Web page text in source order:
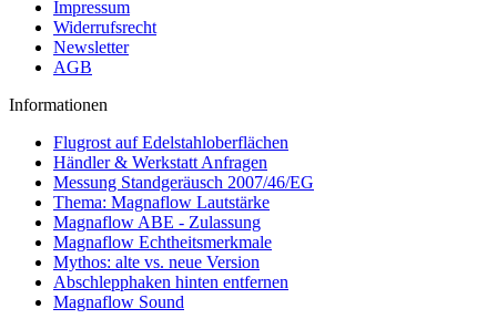
Impressum
Widerrufsrecht
Newsletter
AGB
Informationen
Flugrost auf Edelstahloberflächen
Händler & Werkstatt Anfragen
Messung Standgeräusch 2007/46/EG
Thema: Magnaflow Lautstärke
Magnaflow ABE - Zulassung
Magnaflow Echtheitsmerkmale
Mythos: alte vs. neue Version
Abschlepphaken hinten entfernen
Magnaflow Sound